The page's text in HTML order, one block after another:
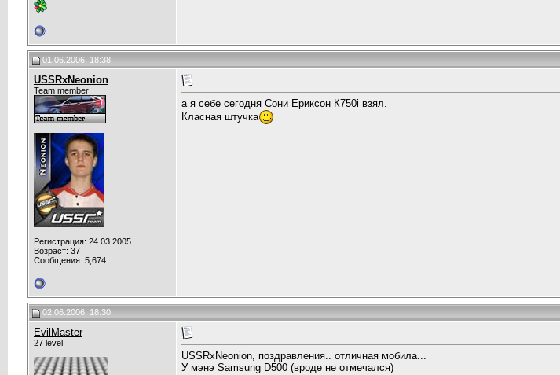
01.06.2006, 18:38
USSRxNeonion
Team member
Регистрация: 24.03.2005
Возраст: 37
Сообщения: 5,674
а я себе сегодня Сони Ериксон К750i взял.
Класная штучка
02.06.2006, 18:30
EvilMaster
27 level
USSRxNeonion, поздравления.. отличная мобила...
У мэнэ Samsung D500 (вроде не отмечался)